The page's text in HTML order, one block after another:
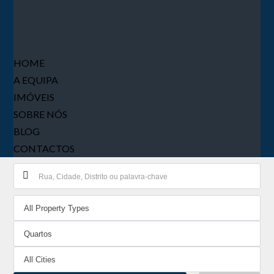
HOME
A EQUIPA
IMÓVEIS
SOBRE NÓS
BLOG
CONTACTOS